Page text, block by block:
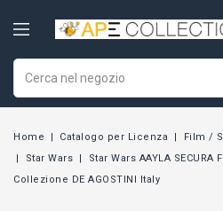
Home Catalogo per Licenza Film /
Star Wars
Star Wars AAYLA
Collezione DE AGOSTINI Italy